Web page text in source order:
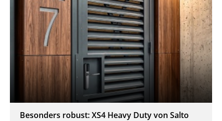
Besonders robust: XS4 Heavy Duty von Salto